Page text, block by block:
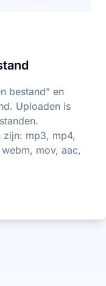
bestand” en
Uploaden is
zijn: mp3, mp4,
mov, aac,